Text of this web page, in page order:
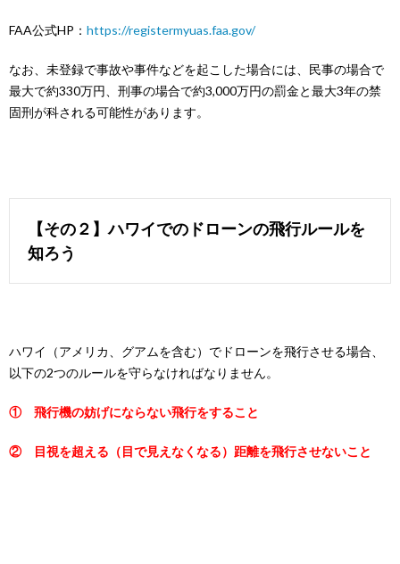
FAA公式HP： https://registermyuas.faa.gov/
なお、未登録で事故や事件などを起こした場合には、民事の場合で
最大で約330万円、刑事の場合で約3,000万円の罰金と最大3年の禁
固刑が科される可能性があります。
【その２】ハワイでのドローンの飛行ルールを
知ろう
ハワイ（アメリカ、グアムを含む）でドローンを飛行させる場合、
以下の2つのルールを守らなければなりません。
① 飛行機の妨げにならない飛行をすること
② 目視を超える（目で見えなくなる）距離を飛行させないこと